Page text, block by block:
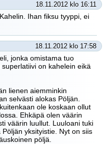
18.11.2012 klo 16:11
Ihan fiksu tyyppi, ei
18.11.2012 klo 17:58
jonka omistama tuo
on kahelein eikä
lienen aiemminkin
selvästi alokas Pöljän.
ole koskaan ollut
Ehkäpä olen väärin
väärin luullut. Luuloani tuki
yksityistie. Nyt on siis
pöljä.